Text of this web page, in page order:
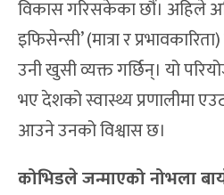
विकास गरिसकेका छौं। अहिले
इफिसेन्सी’ (मात्रा र
उनी खुसी व्यक्त गर्छिन्। यो
भए देशको स्वास्थ्य प्रणालीमा
आउने उनको विश्वास छ।
कोभिडले जन्माएको नोभला